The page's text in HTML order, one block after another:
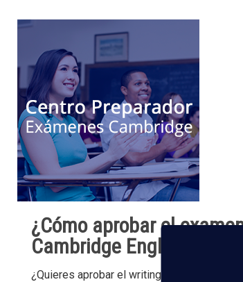
¿Cómo aprobar el
Cambridge English? (II)
¿Quieres aprobar el writing y conseguir un